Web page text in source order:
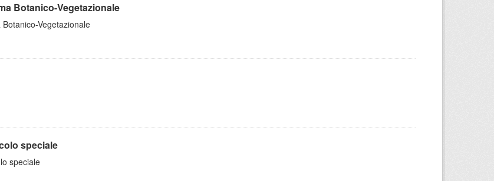
Botanico-Vegetazionale
Vegetazionale
speciale
speciale